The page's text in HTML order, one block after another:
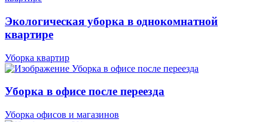
Экологическая уборка в однокомнатной
квартире
Уборка квартир
Уборка в офисе после переезда
Уборка офисов и магазинов